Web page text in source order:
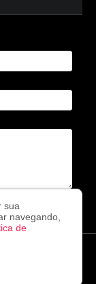
nova notícia!
sua
navegando,
de